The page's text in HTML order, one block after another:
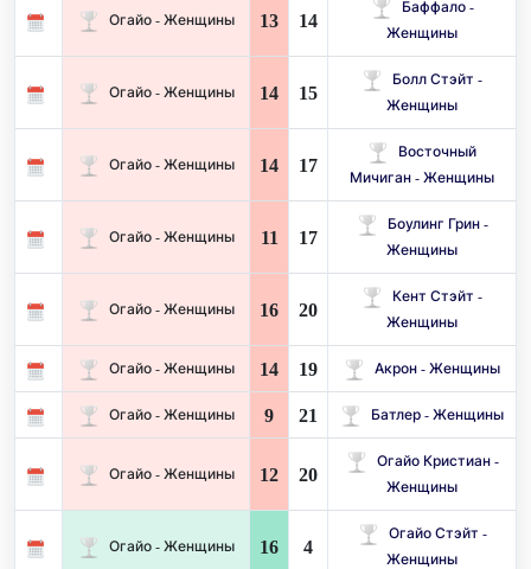
Огайо - Женщины 13 14
Баффало -
Женщины
Огайо - Женщины 14 15
Болл Стэйт -
Женщины
Огайо - Женщины 14 17
Восточный
Мичиган - Женщины
Огайо - Женщины 11 17
Боулинг Грин -
Женщины
Огайо - Женщины 16 20
Кент Стэйт -
Женщины
Огайо - Женщины 14 19 Акрон - Женщины
Огайо - Женщины 9 21 Батлер - Женщины
Огайо - Женщины 12 20
Огайо Кристиан -
Женщины
Огайо - Женщины 16 4
Огайо Стэйт -
Женщины